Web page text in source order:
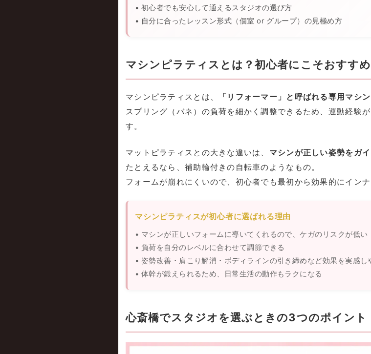
• 初心者でも安心して通えるスタジオの選び方
• 自分に合ったレッスン形式（個室 or グループ）の見極め方
マシンピラティスとは？初心者にこそおすす
マシンピラティスとは、 「リフォーマー」と呼ばれる専用マシン
スプリング（バネ）の負荷を細かく調整できるため、運動経験
す。
マットピラティスとの大きな違いは、 マシンが正しい姿勢をガ
たとえるなら、補助輪付きの自転車のようなもの。
フォームが崩れにくいので、初心者でも最初から効果的にイン
マシンピラティスが初心者に選ばれる理由
• マシンが正しいフォームに導いてくれるので、ケガのリスクが低い
• 負荷を自分のレベルに合わせて調節できる
• 姿勢改善・肩こり解消・ボディラインの引き締めなど効果を実感し
• 体幹が鍛えられるため、日常生活の動作もラクになる
心斎橋でスタジオを選ぶときの3つのポイント